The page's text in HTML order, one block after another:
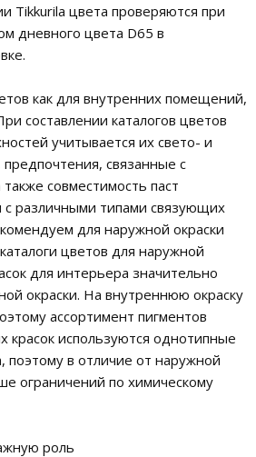
Tikkurila цвета проверяются при
дневного цвета D65 в
как для внутренних помещений,
составлении каталогов цветов
учитывается их свето- и
связанные с
совместимость паст
с различными типами связующих
для наружной окраски
цветов для наружной
для интерьера значительно
окраски. На внутреннюю окраску
ассортимент пигментов
красок используются однотипные
в отличие от наружной
ограничений по химическому
роль